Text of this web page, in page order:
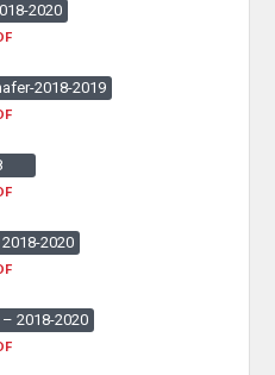
2020
2018-2019
2020
2018-2020